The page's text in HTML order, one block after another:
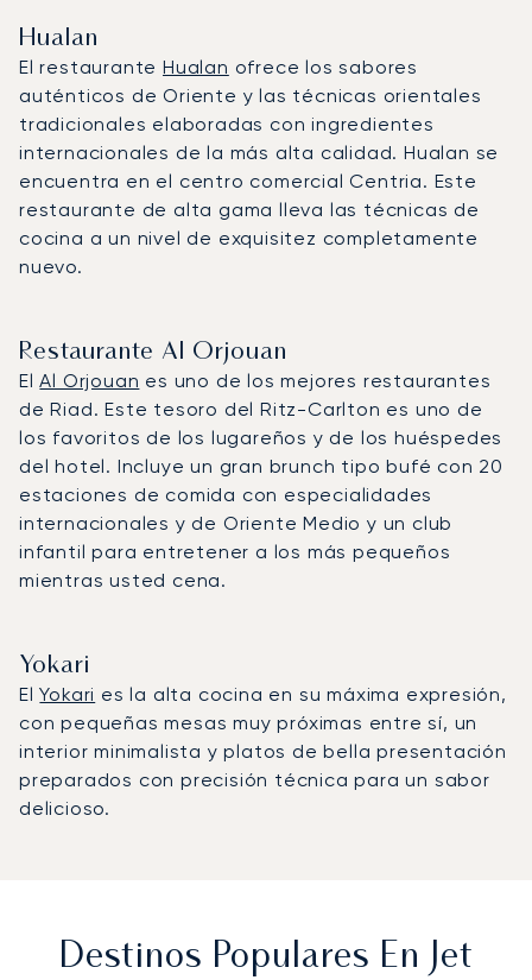
Hualan
El restauranteHualan ofrece los sabores
auténticos de Oriente y las técnicas orientales
tradicionales elaboradas con ingredientes
internacionales de la más alta calidad. Hualan se
encuentra en el centro comercial Centria. Este
restaurante de alta gama lleva las técnicas de
cocina a un nivel de exquisitez completamente
nuevo.
Restaurante Al Orjouan
ElAl Orjouan es uno de los mejores restaurantes
de Riad. Este tesoro del Ritz-Carlton es uno de
los favoritos de los lugareños y de los huéspedes
del hotel. Incluye un gran brunch tipo bufé con 20
estaciones de comida con especialidades
internacionales y de Oriente Medio y un club
infantil para entretener a los más pequeños
mientras usted cena.
Yokari
ElYokari es la alta cocina en su máxima expresión,
con pequeñas mesas muy próximas entre sí, un
interior minimalista y platos de bella presentación
preparados con precisión técnica para un sabor
delicioso.
Destinos Populares En Jet